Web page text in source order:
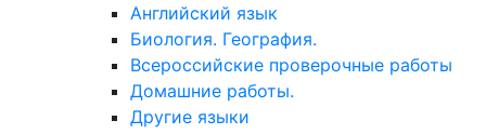
Английский язык
Биология. География.
Всероссийские проверочные работы
Домашние работы.
Другие языки